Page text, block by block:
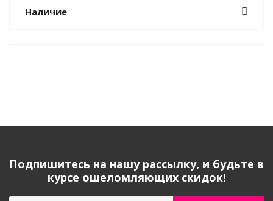
Наличие
Подпишитесь на нашу рассылку, и будьте в
курсе ошеломляющих скидок!